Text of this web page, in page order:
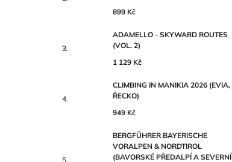
899 Kč
ADAMELLO - SKYWARD ROUTES
(VOL. 2)
1 129 Kč
CLIMBING IN MANIKIA 2026 (EVIA,
ŘECKO)
949 Kč
BERGFÜHRER BAYERISCHE
VORALPEN & NORDTIROL
(BAVORSKÉ PŘEDALPÍ A SEVERNÍ